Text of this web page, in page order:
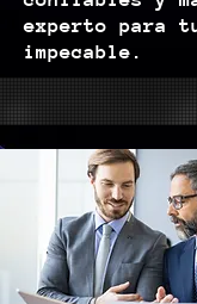
experto para
impecable.